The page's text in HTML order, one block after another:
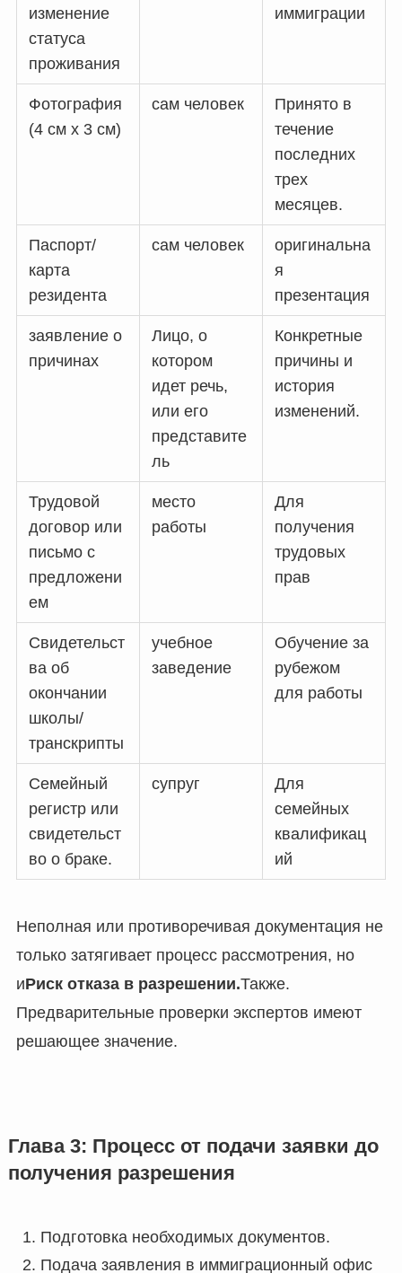
изменение
статуса
проживания
иммиграции
Фотография
(4 см x 3 см)
сам человек
Принято в
течение
последних
трех
месяцев.
Паспорт/
карта
резидента
сам человек
оригинальна
я
презентация
заявление о
причинах
Лицо, о
котором
идет речь,
или его
представите
ль
Конкретные
причины и
история
изменений.
Трудовой
договор или
письмо с
предложени
ем
место
работы
Для
получения
трудовых
прав
Свидетельст
ва об
окончании
школы/
транскрипты
учебное
заведение
Обучение за
рубежом
для работы
Семейный
регистр или
свидетельст
во о браке.
супруг
Для
семейных
квалификац
ий
Неполная или противоречивая документация не
только затягивает процесс рассмотрения, но
иРиск отказа в разрешении.Также.
Предварительные проверки экспертов имеют
решающее значение.
Глава 3: Процесс от подачи заявки до
получения разрешения
Подготовка необходимых документов.
Подача заявления в иммиграционный офис